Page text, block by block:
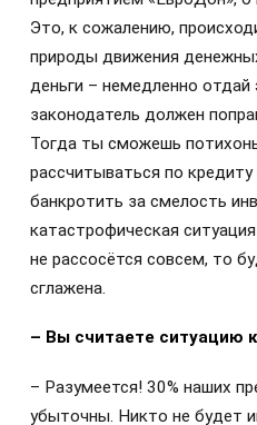
Это, к сожалению,
природы движения
деньги – немедленно отдай
законодатель должен
Тогда ты сможешь
рассчитываться по
банкротить за смелость
катастрофическая
не рассосётся совсем, то
сглажена.
– Вы считаете ситуацию
– Разумеется! 30% наших
убыточны. Никто не будет